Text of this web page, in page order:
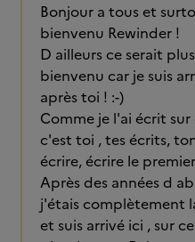
Bonjour a tous et
bienvenu Rewinder !
D ailleurs ce serait
bienvenu car je suis
après toi ! :-)
Comme je l'ai écrit
c'est toi , tes écrits,
écrire, écrire le
Après des années d
j'étais complètement
et suis arrivé ici , sur